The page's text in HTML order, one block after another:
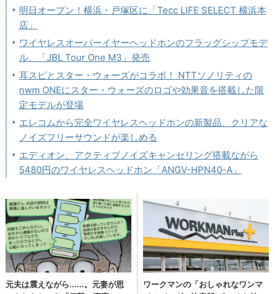
明日オープン！横浜・戸塚区に「Tecc LIFE SELECT 横浜本
店」
ワイヤレスオーバーイヤーヘッドホンのフラッグシップモデ
ル、「JBL Tour One M3」発売
耳スピとスター・ウォーズがコラボ！ NTTソノリティの
nwm ONEにスター・ウォーズのロゴや効果音を搭載した限
定モデルが登場
エレコムから完全ワイヤレスヘッドホンの新製品、クリアな
ノイズフリーサウンドが楽しめる
エディオン、アクティブノイズキャンセリング搭載ながら
5480円のワイヤレスヘッドホン「ANGV-HPN40-A」